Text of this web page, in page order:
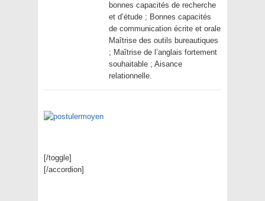
bonnes capacités de recherche
et d’étude ; Bonnes capacités
de communication écrite et orale
Maîtrise des outils bureautiques
; Maîtrise de l’anglais fortement
souhaitable ; Aisance
relationnelle.
[/toggle]
[/accordion]